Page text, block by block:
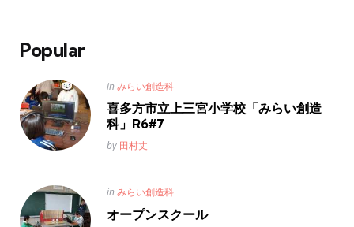
Popular
Posted
in
in みらい創造科
喜多方市立上三宮小学校「みらい創造
科」R6#7
Posted
by 田村丈
Posted
in みらい創造科
オープンスクール